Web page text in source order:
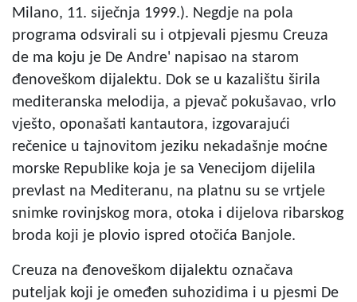
Milano, 11. siječnja 1999.). Negdje na pola
programa odsvirali su i otpjevali pjesmu Creuza
de ma koju je De Andre' napisao na starom
đenoveškom dijalektu. Dok se u kazalištu širila
mediteranska melodija, a pjevač pokušavao, vrlo
vješto, oponašati kantautora, izgovarajući
rečenice u tajnovitom jeziku nekadašnje moćne
morske Republike koja je sa Venecijom dijelila
prevlast na Mediteranu, na platnu su se vrtjele
snimke rovinjskog mora, otoka i dijelova ribarskog
broda koji je plovio ispred otočića Banjole.
Creuza na đenoveškom dijalektu označava
puteljak koji je omeđen suhozidima i u pjesmi De